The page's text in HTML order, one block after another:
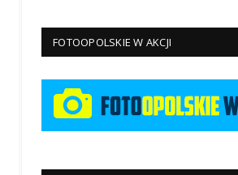
FOTOOPOLSKIE W AKCJI